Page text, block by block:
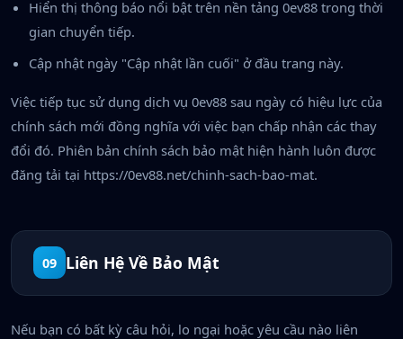
Hiển thị thông báo nổi bật trên nền tảng 0ev88 trong thời
gian chuyển tiếp.
Cập nhật ngày "Cập nhật lần cuối" ở đầu trang này.
Việc tiếp tục sử dụng dịch vụ 0ev88 sau ngày có hiệu lực của
chính sách mới đồng nghĩa với việc bạn chấp nhận các thay
đổi đó. Phiên bản chính sách bảo mật hiện hành luôn được
đăng tải tại https://0ev88.net/chinh-sach-bao-mat.
09 Liên Hệ Về Bảo Mật
Nếu bạn có bất kỳ câu hỏi, lo ngại hoặc yêu cầu nào liên